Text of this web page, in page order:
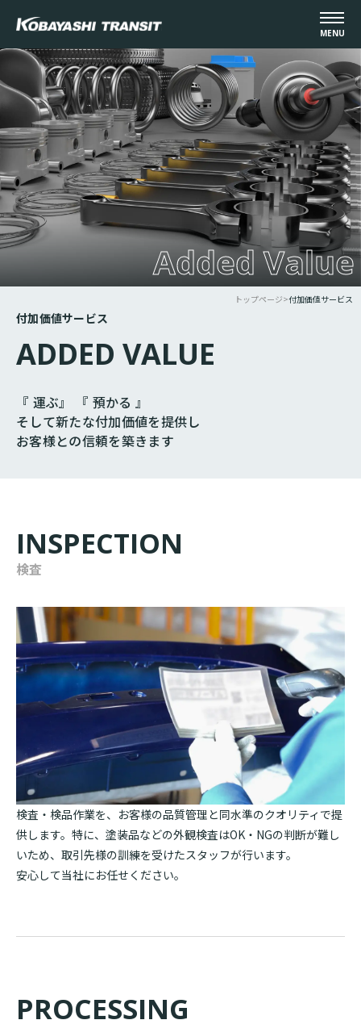
MENU
トップページ>付加価値サービス
付加価値サービス
ADDED VALUE
『 運ぶ』 『 預かる 』
そして新たな付加価値を提供し
お客様との信頼を築きます
Added Value
INSPECTION
検査
検査・検品作業を、お客様の品質管理と同水準のクオリティで提
供します。特に、塗装品などの外観検査はOK・NGの判断が難し
いため、取引先様の訓練を受けたスタッフが行います。
安心して当社にお任せください。
PROCESSING